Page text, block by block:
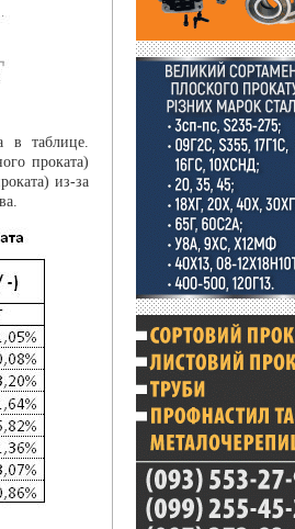
в таблице.
проката)
из-за